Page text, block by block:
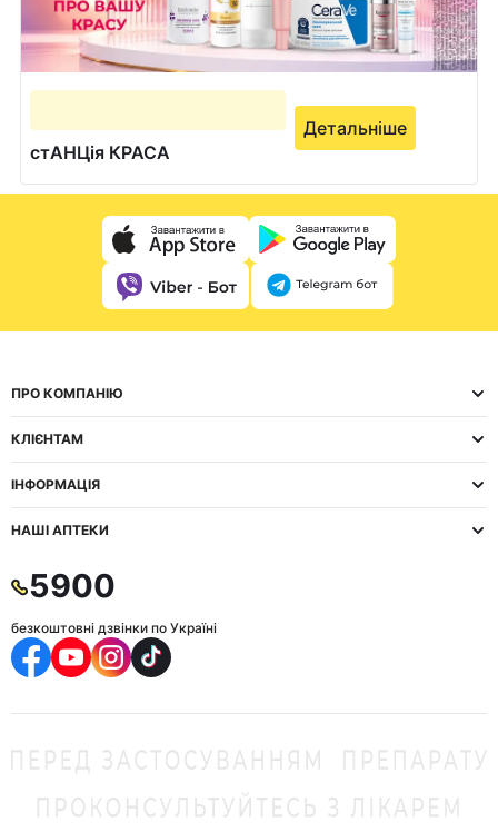
стАНЦія КРАСА
Детальніше
ПРО КОМПАНІЮ
КЛІЄНТАМ
ІНФОРМАЦІЯ
НАШІ АПТЕКИ
5900
безкоштовні дзвінки по Україні